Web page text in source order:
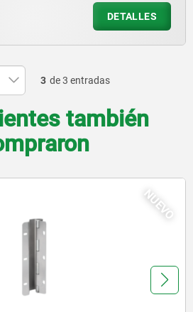
DETALLES
3 de 3 entradas
también